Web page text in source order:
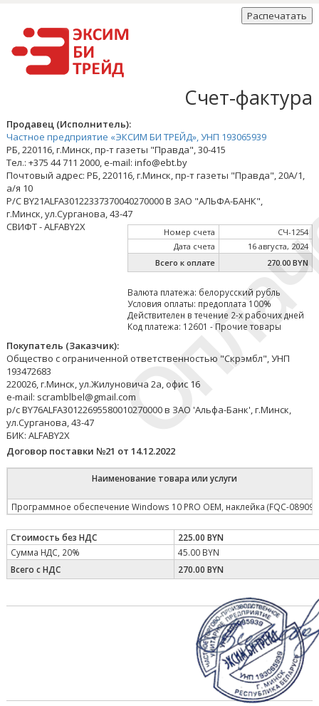
Распечатать
Счет-фактура
Продавец (Исполнитель):
Частное предприятие «ЭКСИМ БИ ТРЕЙД», УНП 193065939
РБ, 220116, г.Минск, пр-т газеты "Правда", 30-415
Тел.: +375 44 711 2000, e-mail: info@ebt.by
Почтовый адрес: РБ, 220116, г.Минск, пр-т газеты "Правда", 20А/1,
а/я 10
Р/С BY21ALFA30122337370040270000 В ЗАО "АЛЬФА-БАНК",
г.Минск, ул.Сурганова, 43-47
СВИФТ - ALFABY2X
Номер счета
СЧ-1254
Дата счета
16 августа, 2024
Всего к оплате
270.00 BYN
Валюта платежа: белорусский рубль
Условия оплаты: предоплата 100%
Действителен в течение 2-х рабочих дней
Код платежа: 12601 - Прочие товары
Покупатель (Заказчик):
Общество с ограниченной ответственностью "Скрэмбл", УНП
193472683
220026, г.Минск, ул.Жилуновича 2а, офис 16
e-mail: scramblbel@gmail.com
р/с BY76ALFA30122695580010270000 в ЗАО 'Альфа-Банк', г.Минск,
ул.Сурганова, 43-47
БИК: ALFABY2X
Договор поставки №21 от 14.12.2022
Наименование товара или услуги
Программное обеспечение Windows 10 PRO OEM, наклейка (FQC-08909)
Стоимость без НДС
225.00 BYN
Сумма НДС, 20%
45.00 BYN
Всего с НДС
270.00 BYN